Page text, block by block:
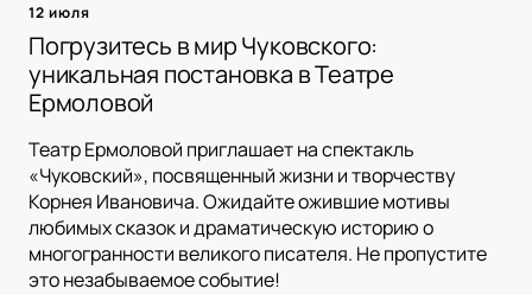
12 июля
Погрузитесь в мир Чуковского:
уникальная постановка в Театре
Ермоловой
Театр Ермоловой приглашает на спектакль
«Чуковский», посвященный жизни и творчеству
Корнея Ивановича. Ожидайте ожившие мотивы
любимых сказок и драматическую историю о
многогранности великого писателя. Не пропустите
это незабываемое событие!